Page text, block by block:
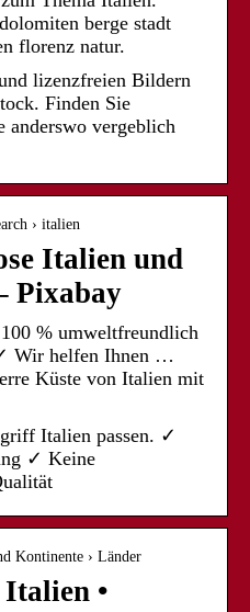
berge stadt
florenz natur.
lizenzfreien Bildern
Finden Sie
anderswo vergeblich
› italien
Italien und
Pixabay
% umweltfreundlich
Wir helfen Ihnen …
Küste von Italien mit
Italien passen. ✓
✓ Keine
Kontinente › Länder
•